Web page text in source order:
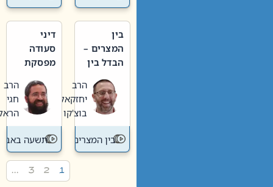
בין
המצרים –
הבדל בין
חדשה
לישנה
הרב
יחזקאל
בוצ'קו
בין המצרים
דיני
סעודה
מפסקת
תשעה
באב
הרב
חגי
הראל
תשעה באב